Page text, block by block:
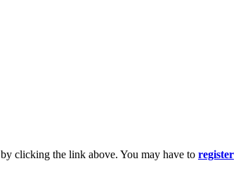
by clicking the link above. You may have to register